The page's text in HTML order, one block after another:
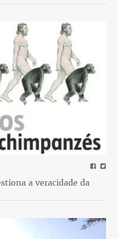
a veracidade da